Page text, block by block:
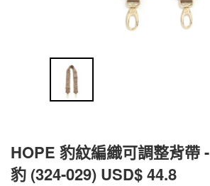
HOPE 豹紋編織可調整背帶
豹 (324-029) USD$ 44.8